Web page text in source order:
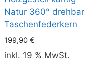
Natur 360° drehbar
Taschenfederkern
199,90 €
inkl. 19 % MwSt.